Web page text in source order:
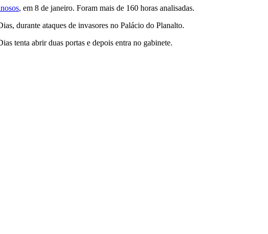
, em 8 de janeiro. Foram mais de 160 horas analisadas.
durante ataques de invasores no Palácio do Planalto.
tenta abrir duas portas e depois entra no gabinete.